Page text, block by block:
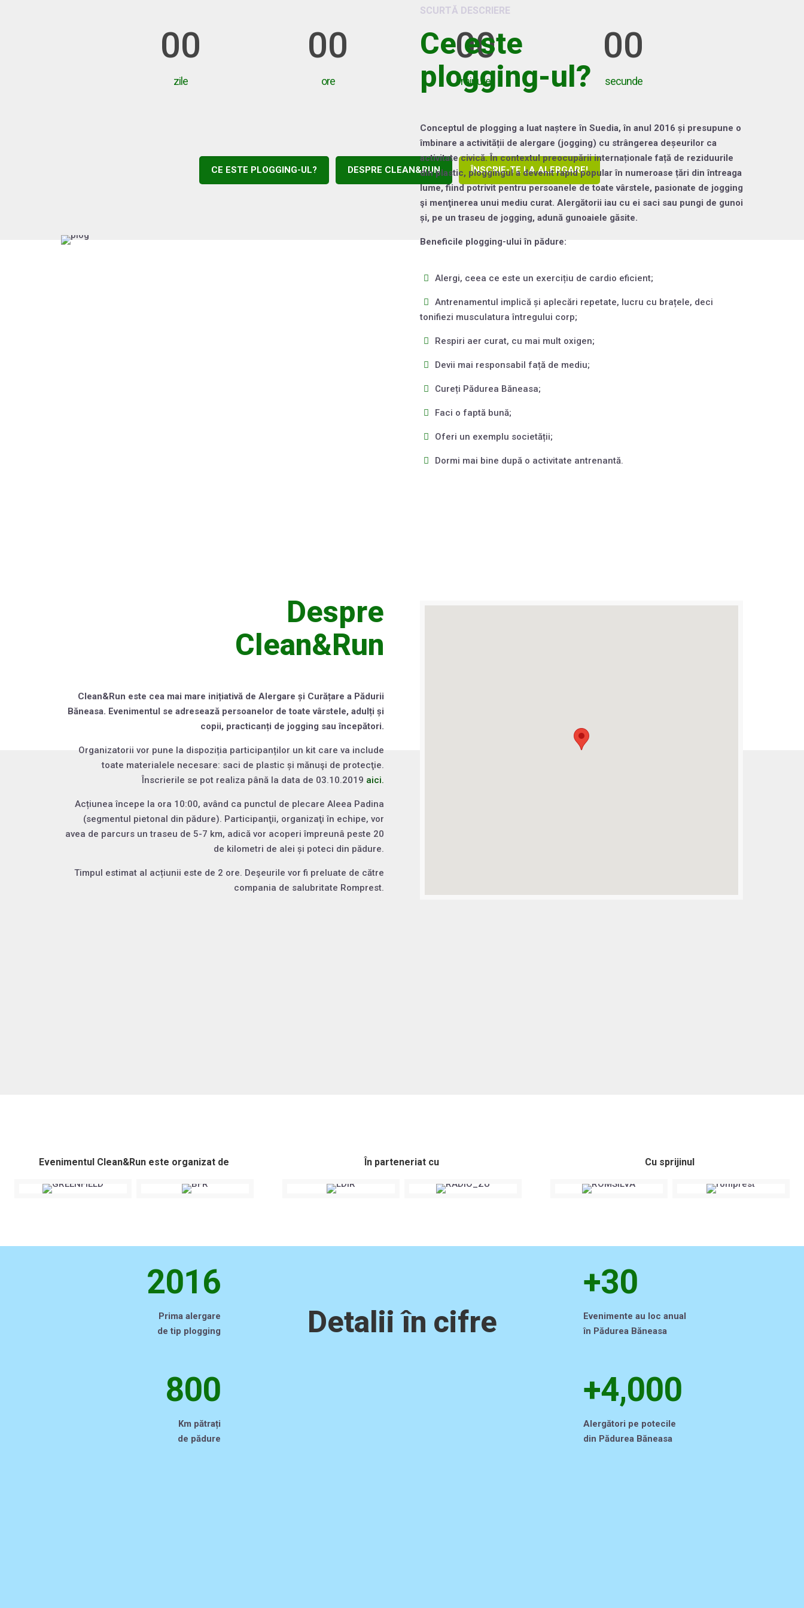
00
zile
00
ore
00
minute
00
secunde
CE ESTE PLOGGING-UL? DESPRE CLEAN&RUN ÎNSCRIE-TE LA ALERGARE!
SCURTĂ DESCRIERE
Ce este
plogging-ul?
Conceptul de plogging a luat naștere în Suedia, în anul 2016 și presupune o
îmbinare a activității de alergare (jogging) cu strângerea deșeurilor ca
activitate civică. În contextul preocupării internaționale față de reziduurile
din plastic, ploggingul a devenit rapid popular în numeroase țări din întreaga
lume, fiind potrivit pentru persoanele de toate vârstele, pasionate de jogging
şi menţinerea unui mediu curat. Alergătorii iau cu ei saci sau pungi de gunoi
și, pe un traseu de jogging, adună gunoaiele găsite.
Beneficile plogging-ului în pădure:
Alergi, ceea ce este un exercițiu de cardio eficient;
Antrenamentul implică și aplecări repetate, lucru cu brațele, deci
tonifiezi musculatura întregului corp;
Respiri aer curat, cu mai mult oxigen;
Devii mai responsabil față de mediu;
Cureți Pădurea Băneasa;
Faci o faptă bună;
Oferi un exemplu societății;
Dormi mai bine după o activitate antrenantă.
Despre
Clean&Run
Clean&Run este cea mai mare inițiativă de Alergare și Curățare a Pădurii
Băneasa. Evenimentul se adresează persoanelor de toate vârstele, adulți și
copii, practicanți de jogging sau începători.
Organizatorii vor pune la dispoziția participanților un kit care va include
toate materialele necesare: saci de plastic și mănuşi de protecţie.
Înscrierile se pot realiza până la data de 03.10.2019 aici.
Acțiunea începe la ora 10:00, având ca punctul de plecare Aleea Padina
(segmentul pietonal din pădure). Participanţii, organizaţi în echipe, vor
avea de parcurs un traseu de 5-7 km, adică vor acoperi împreunâ peste 20
de kilometri de alei și poteci din pădure.
Timpul estimat al acțiunii este de 2 ore. Deşeurile vor fi preluate de către
compania de salubritate Romprest.
Evenimentul Clean&Run este organizat de În parteneriat cu Cu sprijinul
Detalii în cifre
2016
Prima alergare
de tip plogging
800
Km pătrați
de pădure
+30
Evenimente au loc anual
în Pădurea Băneasa
+4,000
Alergători pe potecile
din Pădurea Băneasa